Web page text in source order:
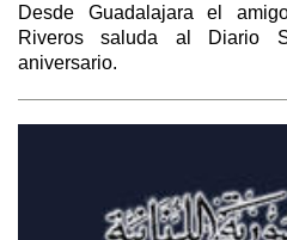
Desde Guadalajara el
Riveros saluda al Diario
aniversario.